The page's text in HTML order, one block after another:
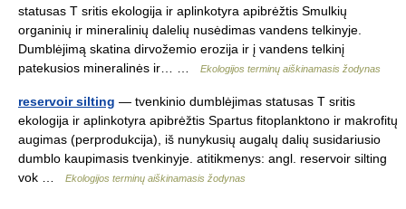
statusas T sritis ekologija ir aplinkotyra apibrėžtis Smulkių
organinių ir mineralinių dalelių nusėdimas vandens telkinyje.
Dumblėjimą skatina dirvožemio erozija ir į vandens telkinį
patekusios mineralinės ir… …
Ekologijos terminų aiškinamasis žodynas
reservoir silting — tvenkinio dumblėjimas statusas T sritis
ekologija ir aplinkotyra apibrėžtis Spartus fitoplanktono ir makrofitų
augimas (perprodukcija), iš nunykusių augalų dalių susidariusio
dumblo kaupimasis tvenkinyje. atitikmenys: angl. reservoir silting
vok …
Ekologijos terminų aiškinamasis žodynas